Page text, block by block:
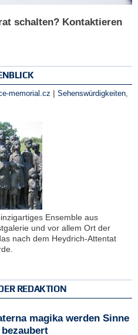
schalten? Kontaktieren
memorial.cz | Sehenswürdigkeiten,
Ensemble aus
und vor allem Ort der
nach dem Heydrich-Attentat
REDAKTION
magika werden Sinne